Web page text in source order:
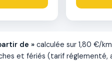
de » calculée sur 1,80 €/
et fériés (tarif